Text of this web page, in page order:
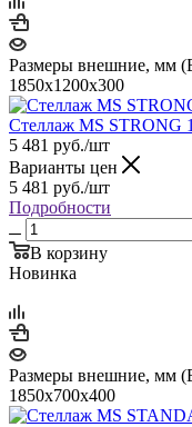
Размеры внешние, мм
1850x1200x300
Стеллаж MS STRONG
5 481 руб./шт
Варианты цен
5 481 руб./шт
Подробности
В корзину
Новинка
Размеры внешние, мм
1850x700x400